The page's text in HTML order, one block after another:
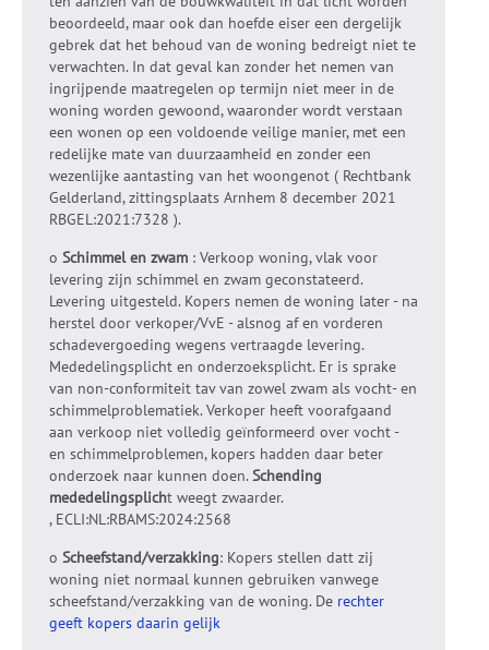
beoordeeld, maar ook dan hoefde eiser een dergelijk
gebrek dat het behoud van de woning bedreigt niet te
verwachten. In dat geval kan zonder het nemen van
ingrijpende maatregelen op termijn niet meer in de
woning worden gewoond, waaronder wordt verstaan
een wonen op een voldoende veilige manier, met een
redelijke mate van duurzaamheid en zonder een
wezenlijke aantasting van het woongenot ( Rechtbank
Gelderland, zittingsplaats Arnhem 8 december 2021
RBGEL:2021:7328 ).
o Schimmel en zwam : Verkoop woning, vlak voor
levering zijn schimmel en zwam geconstateerd.
Levering uitgesteld. Kopers nemen de woning later - na
herstel door verkoper/VvE - alsnog af en vorderen
schadevergoeding wegens vertraagde levering.
Mededelingsplicht en onderzoeksplicht. Er is sprake
van non-conformiteit tav van zowel zwam als vocht- en
schimmelproblematiek. Verkoper heeft voorafgaand
aan verkoop niet volledig geïnformeerd over vocht -
en schimmelproblemen, kopers hadden daar beter
onderzoek naar kunnen doen.Schending
mededelingsplicht weegt zwaarder.
, ECLI:NL:RBAMS:2024:2568
o Scheefstand/verzakking: Kopers stellen datt zij
woning niet normaal kunnen gebruiken vanwege
scheefstand/verzakking van de woning. De rechter
geeft kopers daarin gelijk